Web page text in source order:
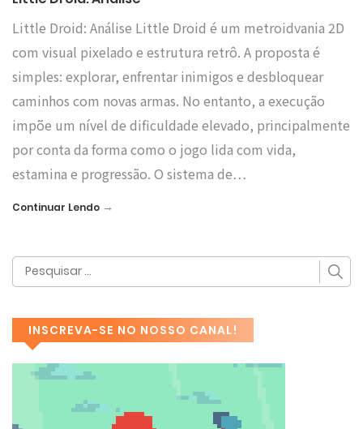
Little Droid: Análise Little Droid é um metroidvania 2D
com visual pixelado e estrutura retrô. A proposta é
simples: explorar, enfrentar inimigos e desbloquear
caminhos com novas armas. No entanto, a execução
impõe um nível de dificuldade elevado, principalmente
por conta da forma como o jogo lida com vida,
estamina e progressão. O sistema de…
Continuar Lendo →
INSCREVA-SE NO NOSSO CANAL!